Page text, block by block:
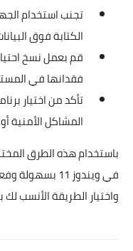
تجنب استخدام
الكتابة فوق
قم بعمل نسخ
فقدانها في
تأكد من اختيار
المشاكل الأمنية
باستخدام هذه الطرق
في ويندوز 11
واختيار الطريقة الأنسب